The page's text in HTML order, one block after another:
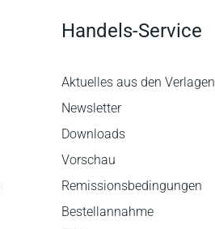
Handels-Service
Aktuelles aus den Verlagen
Newsletter
Downloads
Vorschau
Remissionsbedingungen
Bestellannahme